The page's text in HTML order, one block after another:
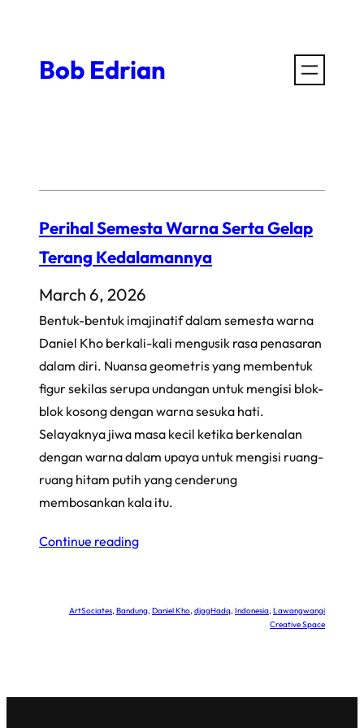
contentBob Edrian
Perihal Semesta Warna Serta Gelap
Terang Kedalamannya
March 6, 2026
Bentuk-bentuk imajinatif dalam semesta warna
Daniel Kho berkali-kali mengusik rasa penasaran
dalam diri. Nuansa geometris yang membentuk
figur sekilas serupa undangan untuk mengisi blok-
blok kosong dengan warna sesuka hati.
Selayaknya jiwa masa kecil ketika berkenalan
dengan warna dalam upaya untuk mengisi ruang-
ruang hitam putih yang cenderung
membosankan kala itu.
Continue reading
ArtSociates, Bandung, Daniel Kho, djagHadq, Indonesia, Lawangwangi
Creative Space